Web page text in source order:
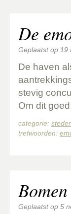
De
Geplaatst op 19
De haven
stevig
Om dit
categorie:
trefwoorden:
Geplaatst op 5